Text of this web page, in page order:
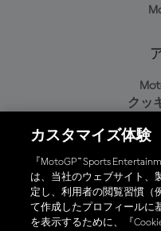
クッ
プライ
購
オフ
カスタマイズ体験
『MotoGP™ Sports
は、当社のウェブサイト、
定し、利用者の閲覧習慣（
て作成したプロフィールに
を表示するために、『